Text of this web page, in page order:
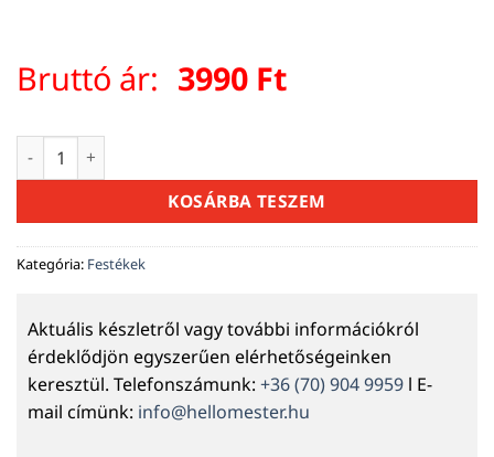
Bruttó ár: 3990 Ft
Dilunett festék lemaró, 1 liter mennyiség
KOSÁRBA TESZEM
Kategória: Festékek
Aktuális készletről vagy további információkról
érdeklődjön egyszerűen elérhetőségeinken
keresztül. Telefonszámunk: +36 (70) 904 9959 l E-
mail címünk: info@hellomester.hu